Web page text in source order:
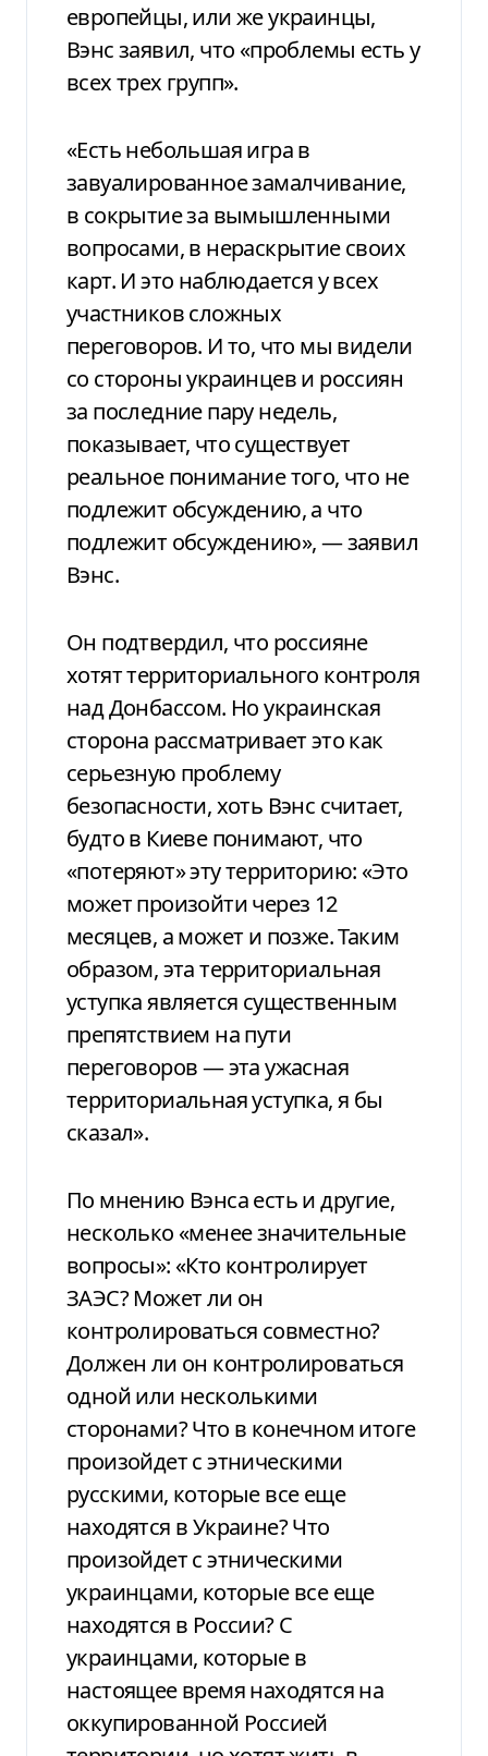
европейцы, или же украинцы,
Вэнс заявил, что «проблемы есть у
всех трех групп».
«Есть небольшая игра в
завуалированное замалчивание,
в сокрытие за вымышленными
вопросами, в нераскрытие своих
карт. И это наблюдается у всех
участников сложных
переговоров. И то, что мы видели
со стороны украинцев и россиян
за последние пару недель,
показывает, что существует
реальное понимание того, что не
подлежит обсуждению, а что
подлежит обсуждению», — заявил
Вэнс.
Он подтвердил, что россияне
хотят территориального контроля
над Донбассом. Но украинская
сторона рассматривает это как
серьезную проблему
безопасности, хоть Вэнс считает,
будто в Киеве понимают, что
«потеряют» эту территорию: «Это
может произойти через 12
месяцев, а может и позже. Таким
образом, эта территориальная
уступка является существенным
препятствием на пути
переговоров — эта ужасная
территориальная уступка, я бы
сказал».
По мнению Вэнса есть и другие,
несколько «менее значительные
вопросы»: «Кто контролирует
ЗАЭС? Может ли он
контролироваться совместно?
Должен ли он контролироваться
одной или несколькими
сторонами? Что в конечном итоге
произойдет с этническими
русскими, которые все еще
находятся в Украине? Что
произойдет с этническими
украинцами, которые все еще
находятся в России? С
украинцами, которые в
настоящее время находятся на
оккупированной Россией